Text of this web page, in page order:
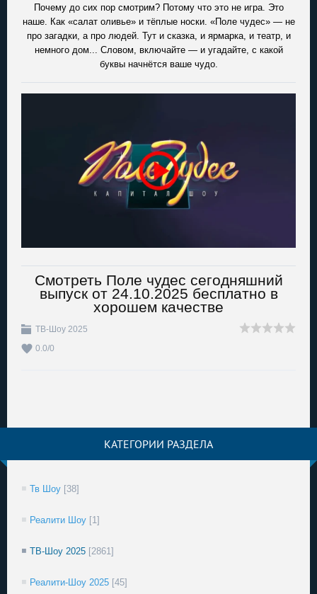
Почему до сих пор смотрим? Потому что это не игра. Это
наше. Как «салат оливье» и тёплые носки. «Поле чудес» — не
про загадки, а про людей. Тут и сказка, и ярмарка, и театр, и
немного дом... Словом, включайте — и угадайте, с какой
буквы начнётся ваше чудо.
Смотреть Поле чудес сегодняшний
выпуск от 24.10.2025 бесплатно в
хорошем качестве
ТВ-Шоу 2025
0.0/0
КАТЕГОРИИ РАЗДЕЛА
Тв Шоу [38]
Реалити Шоу [1]
ТВ-Шоу 2025 [2861]
Реалити-Шоу 2025 [45]